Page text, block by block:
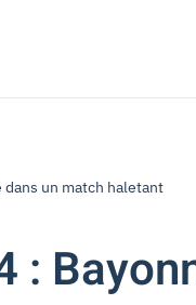
dans un match haletant
: